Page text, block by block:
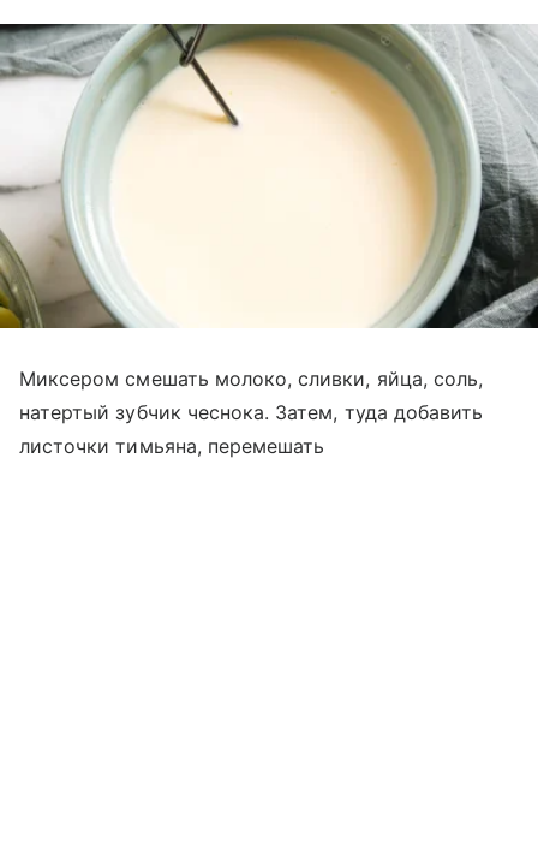
Миксером смешать молоко, сливки, яйца, соль,
натертый зубчик чеснока. Затем, туда добавить
листочки тимьяна, перемешать